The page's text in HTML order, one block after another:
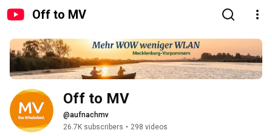
Off to MV
Off to MV
@aufnachmv
26.7K subscribers • 298 videos